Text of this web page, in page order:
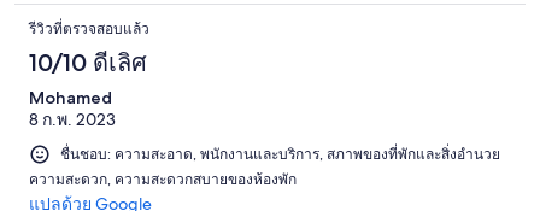
รีวิวที่ตรวจสอบแล้ว
10/10 ดีเลิศ
Mohamed
8 ก.พ. 2023
ชื่นชอบ: ความสะอาด, พนักงานและบริการ, สภาพของที่พักและสิ่งอำนวย
ความสะดวก, ความสะดวกสบายของห้องพัก
แปลด้วย Google